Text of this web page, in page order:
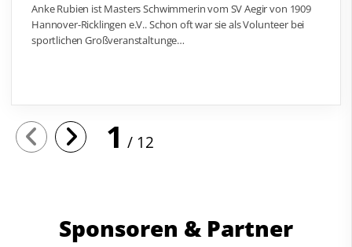
Anke Rubien ist Masters Schwimmerin vom SV Aegir von 1909
Hannover-Ricklingen e.V.. Schon oft war sie als Volunteer bei
sportlichen Großveranstaltunge…
1 12
Sponsoren & Partner